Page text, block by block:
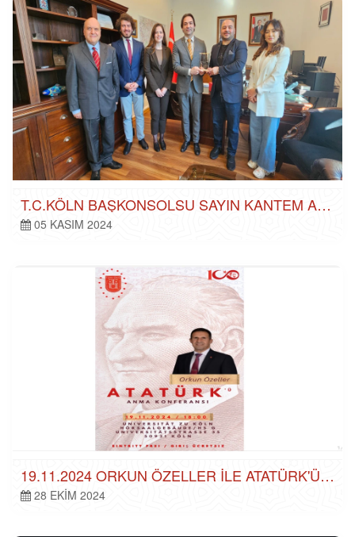
T.C.KÖLN BAŞKONSOLSU SAYIN KANTEM AL ZIYARETIMIZ
05 KASIM 2024
19.11.2024 ORKUN ÖZELLER ILE ATATÜRK'Ü ANIYORUZ
28 EKIM 2024